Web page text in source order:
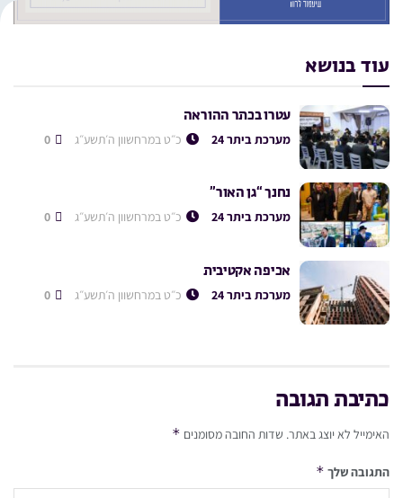
עוד בנושא
עטרו בכתר ההוראה
מערכת ביתר 24 כ״ט במרחשוון ה׳תשע״ג
נחנך “גן האור”
מערכת ביתר 24 כ״ט במרחשוון ה׳תשע״ג
אכיפה אקטיבית
מערכת ביתר 24 כ״ט במרחשוון ה׳תשע״ג
כתיבת תגובה
האימייל לא יוצג באתר. שדות החובה מסומנים *
התגובה שלך *